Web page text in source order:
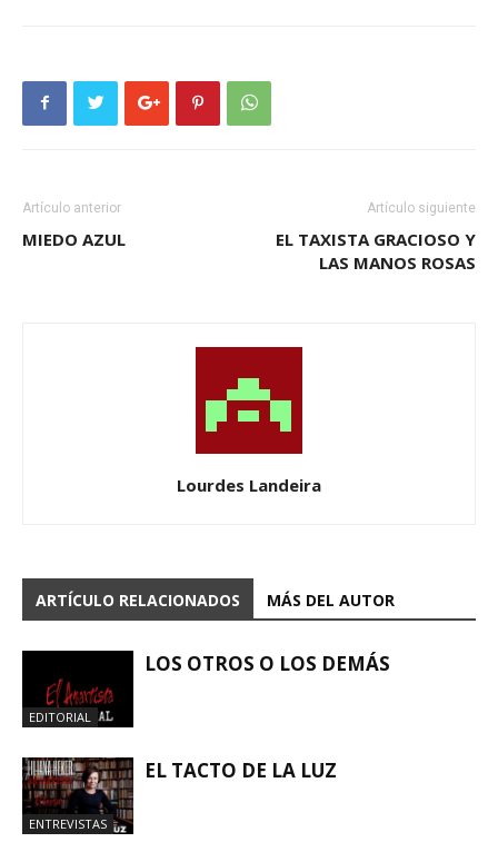
Artículo anterior
MIEDO AZUL
Artículo siguiente
EL TAXISTA GRACIOSO Y
LAS MANOS ROSAS
Lourdes Landeira
ARTÍCULO RELACIONADOS MÁS DEL AUTOR
EDITORIAL
LOS OTROS O LOS DEMÁS
ENTREVISTAS
EL TACTO DE LA LUZ